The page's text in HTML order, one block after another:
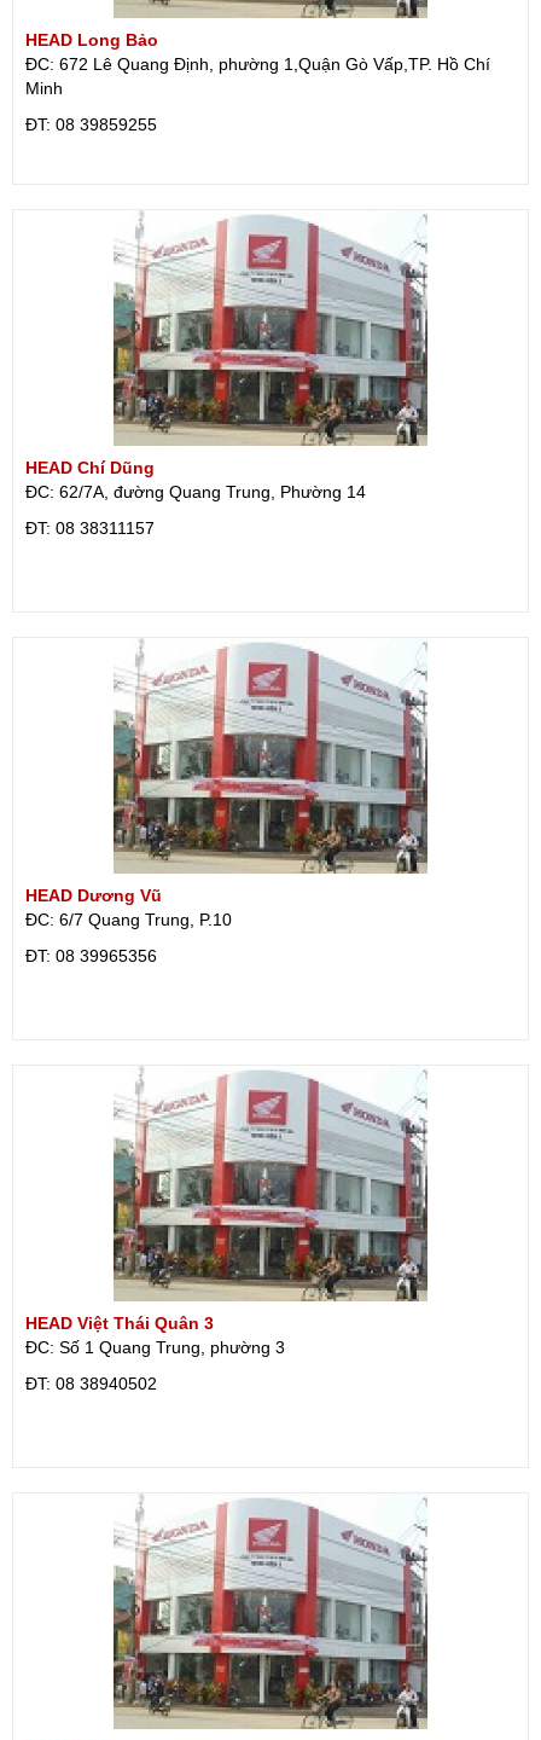
HEAD Long Bảo
ĐC: 672 Lê Quang Định, phường 1,Quận Gò Vấp,TP. Hồ Chí
Minh
ÐT: 08 39859255
HEAD Chí Dũng
ĐC: 62/7A, đường Quang Trung, Phường 14
ÐT: 08 38311157
HEAD Dương Vũ
ĐC: 6/7 Quang Trung, P.10
ÐT: 08 39965356
HEAD Việt Thái Quân 3
ĐC: Số 1 Quang Trung, phường 3
ÐT: 08 38940502